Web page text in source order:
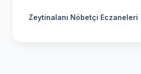
Zeytinalanı Nöbetçi Eczaneleri